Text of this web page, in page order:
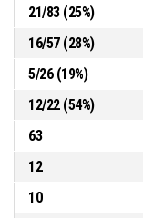
11, О. Семенович
м’яча
Фол4
21/83(25%)
16/57(28%)
5/26(19%)
12/22(54%)
63
12
10